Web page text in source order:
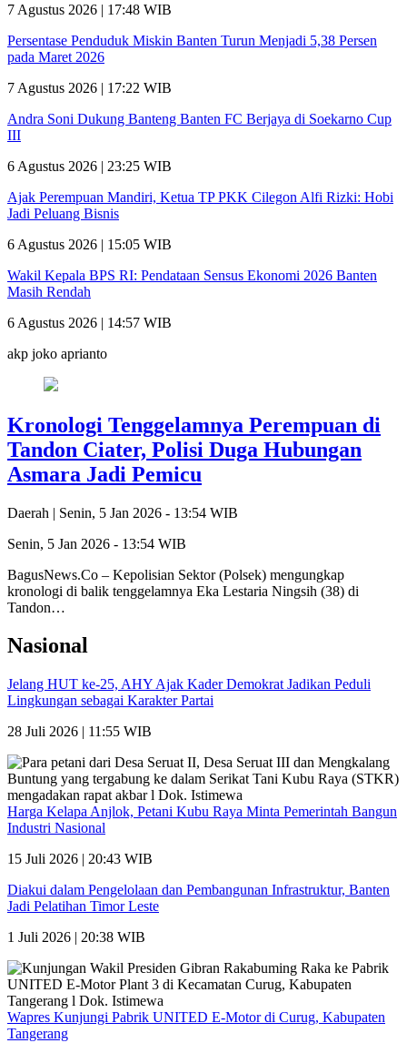
7 Agustus 2026 | 17:48 WIB
Persentase Penduduk Miskin Banten Turun Menjadi 5,38 Persen
pada Maret 2026
7 Agustus 2026 | 17:22 WIB
Andra Soni Dukung Banteng Banten FC Berjaya di Soekarno Cup
III
6 Agustus 2026 | 23:25 WIB
Ajak Perempuan Mandiri, Ketua TP PKK Cilegon Alfi Rizki: Hobi
Jadi Peluang Bisnis
6 Agustus 2026 | 15:05 WIB
Wakil Kepala BPS RI: Pendataan Sensus Ekonomi 2026 Banten
Masih Rendah
6 Agustus 2026 | 14:57 WIB
akp joko aprianto
Kronologi Tenggelamnya Perempuan di
Tandon Ciater, Polisi Duga Hubungan
Asmara Jadi Pemicu
Daerah | Senin, 5 Jan 2026 - 13:54 WIB
Senin, 5 Jan 2026 - 13:54 WIB
BagusNews.Co – Kepolisian Sektor (Polsek) mengungkap
kronologi di balik tenggelamnya Eka Lestaria Ningsih (38) di
Tandon…
Nasional
Jelang HUT ke-25, AHY Ajak Kader Demokrat Jadikan Peduli
Lingkungan sebagai Karakter Partai
28 Juli 2026 | 11:55 WIB
Harga Kelapa Anjlok, Petani Kubu Raya Minta Pemerintah Bangun
Industri Nasional
15 Juli 2026 | 20:43 WIB
Diakui dalam Pengelolaan dan Pembangunan Infrastruktur, Banten
Jadi Pelatihan Timor Leste
1 Juli 2026 | 20:38 WIB
Wapres Kunjungi Pabrik UNITED E-Motor di Curug, Kabupaten
Tangerang